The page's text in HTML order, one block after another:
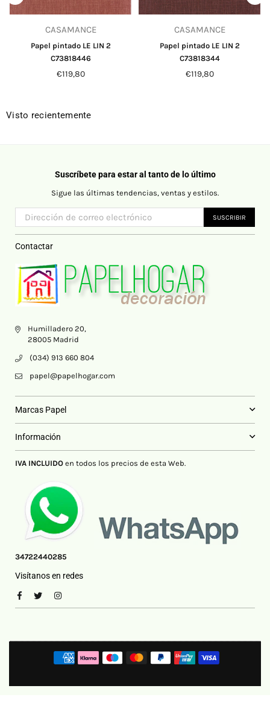
CASAMANCE
Papel pintado LE LIN 2
C73818446
Precio
€119,80
CASAMANCE
Papel pintado LE LIN 2
C73818344
Precio
€119,80
Visto recientemente
Suscríbete para estar al tanto de lo último
Sigue las últimas tendencias, ventas y estilos.
SUSCRIBIR
Contactar
Humilladero 20,
28005 Madrid
(034) 913 660 804
papel@papelhogar.com
Marcas Papel
Información
IVA INCLUIDO en todos los precios de esta Web.
34722440285
Visítanos en redes
Facebook
TwitterInstagram